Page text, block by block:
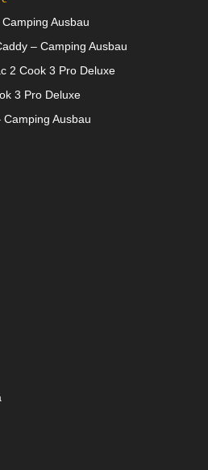
Ausbau
– Camping Ausbau
2 Cook 3 Pro Deluxe
3 Pro Deluxe
Camping Ausbau